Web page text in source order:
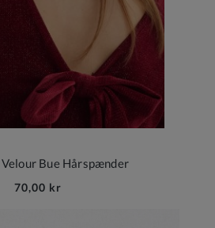
Bue Hårspænder
70,00 kr